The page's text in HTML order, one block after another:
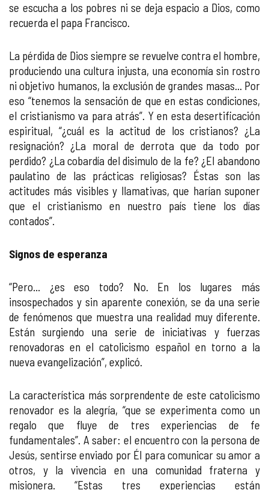
se escucha a los pobres ni se deja espacio a Dios, como
recuerda el papa Francisco.
La pérdida de Dios siempre se revuelve contra el hombre,
produciendo una cultura injusta, una economía sin rostro
ni objetivo humanos, la exclusión de grandes masas... Por
eso “tenemos la sensación de que en estas condiciones,
el cristianismo va para atrás”. Y en esta desertificación
espiritual, “¿cuál es la actitud de los cristianos? ¿La
resignación? ¿La moral de derrota que da todo por
perdido? ¿La cobardía del disimulo de la fe? ¿El abandono
paulatino de las prácticas religiosas? Éstas son las
actitudes más visibles y llamativas, que harían suponer
que el cristianismo en nuestro país tiene los días
contados”.
Signos de esperanza
“Pero... ¿es eso todo? No. En los lugares más
insospechados y sin aparente conexión, se da una serie
de fenómenos que muestra una realidad muy diferente.
Están surgiendo una serie de iniciativas y fuerzas
renovadoras en el catolicismo español en torno a la
nueva evangelización”, explicó.
La característica más sorprendente de este catolicismo
renovador es la alegría, “que se experimenta como un
regalo que fluye de tres experiencias de fe
fundamentales”. A saber: el encuentro con la persona de
Jesús, sentirse enviado por Él para comunicar su amor a
otros, y la vivencia en una comunidad fraterna y
misionera. “Estas tres experiencias están